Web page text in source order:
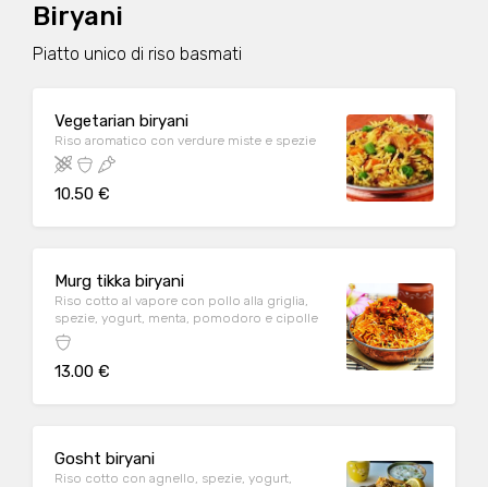
Biryani
Piatto unico di riso basmati
Vegetarian biryani
Riso aromatico con verdure miste e spezie
10.50 €
Murg tikka biryani
Riso cotto al vapore con pollo alla griglia,
spezie, yogurt, menta, pomodoro e cipolle
13.00 €
Gosht biryani
Riso cotto con agnello, spezie, yogurt,